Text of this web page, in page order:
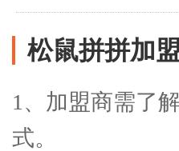
松鼠拼拼加
1、加盟商需了
式。